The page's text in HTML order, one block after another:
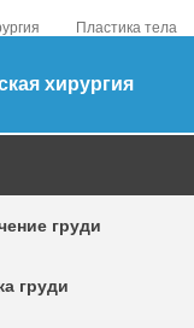
Пластика тела
хирургия
груди
груди